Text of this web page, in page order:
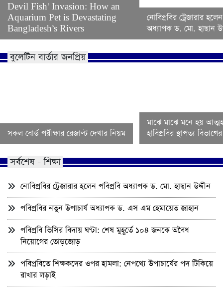
Devil Fish’ Invasion: How an
Aquarium Pet is Devastating
Bangladesh’s Rivers
নোবিপ্রবির ট্রেজারার
অধ্যাপক ড. মো. হাছান
বুলেটিন বার্তার জনপ্রিয়
সকল বোর্ড পরীক্ষার রেজাল্ট দেখার নিয়ম
মাঝে মাঝে মনে হয়
হাবিপ্রবির স্থাপত্য
সর্বশেষ - শিক্ষা
নোবিপ্রবির ট্রেজারার হলেন পবিপ্রবি অধ্যাপক ড. মো. হাছান উদ্দীন
পবিপ্রবির নতুন উপাচার্য অধ্যাপক ড. এস এম হেমায়েত জাহান
পবিপ্রবি ভিসির বিদায় ঘণ্টা: শেষ মুহূর্তে ১০৪ জনকে অবৈধ
নিয়োগের তোড়জোড়
পবিপ্রবিতে শিক্ষকদের ওপর হামলা: নেপথ্যে উপাচার্যের পদ টিকিয়ে
রাখার লড়াই